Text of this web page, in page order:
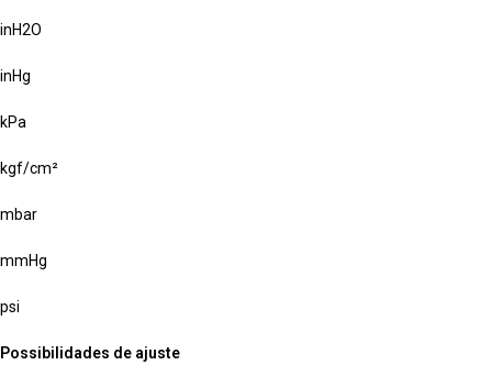
inH2O
inHg
kPa
kgf/cm²
mbar
mmHg
psi
Possibilidades de ajuste